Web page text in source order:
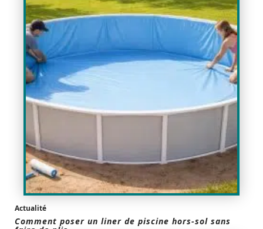
Actualité
Comment poser un liner de piscine hors-sol sans